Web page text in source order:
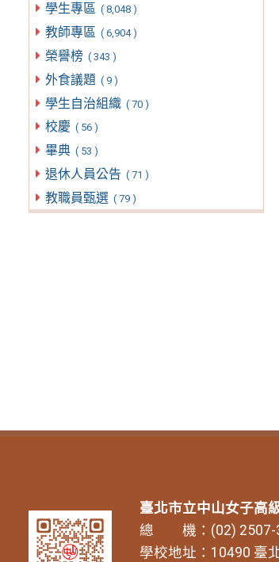
學生專區 ( 8,048 )
教師專區 ( 6,904 )
榮譽榜 ( 343 )
外食議題 ( 9 )
學生自治組織 ( 70 )
校慶 ( 56 )
畢典 ( 53 )
退休人員公告 ( 71 )
教職員甄選 ( 79 )
臺北市立中山女子高
總 機：(02) 2507-
學校地址：10490 臺